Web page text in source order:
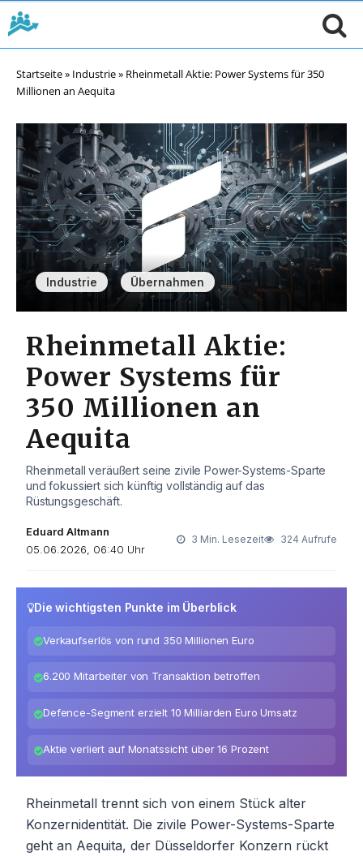
Startseite» Industrie» Rheinmetall Aktie: Power Systems für 350
Millionen an Aequita
Industrie , Übernahmen
Rheinmetall Aktie:
Power Systems für
350 Millionen an
Aequita
Rheinmetall veräußert seine zivile Power-Systems-Sparte
und fokussiert sich künftig vollständig auf das
Rüstungsgeschäft.
Eduard Altmann
05.06.2026, 06:40 Uhr
3 Min. Lesezeit 324 Aufrufe
Die wichtigsten Punkte im Überblick
Verkaufserlös von rund 350 Millionen Euro
6.200 Mitarbeiter von Transaktion betroffen
Defence-Segment erzielt 10 Milliarden Euro Umsatz
Aktie verliert auf Monatssicht über 16 Prozent
Rheinmetall trennt sich von einem Stück alter
Konzernidentität. Die zivile Power-Systems-Sparte
geht an Aequita, der Düsseldorfer Konzern rückt